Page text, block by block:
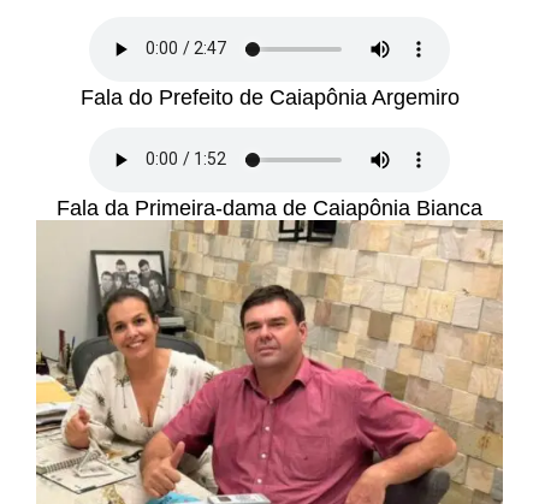
Fala do Prefeito de Caiapônia Argemiro
Fala da Primeira-dama de Caiapônia Bianca